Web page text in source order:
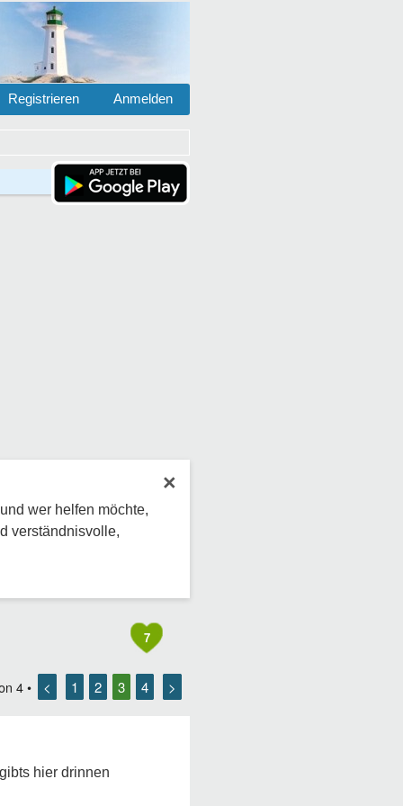
Anmelden
Registrieren
×
wer helfen möchte,
verständnisvolle,
7
4 • < 1 2 3 4 >
hier drinnen